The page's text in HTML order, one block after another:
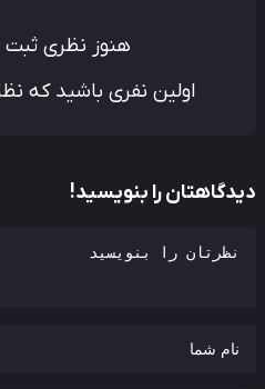
هنوز نظری ثبت
اولین نفری باشید که نظر
را بنویسید!